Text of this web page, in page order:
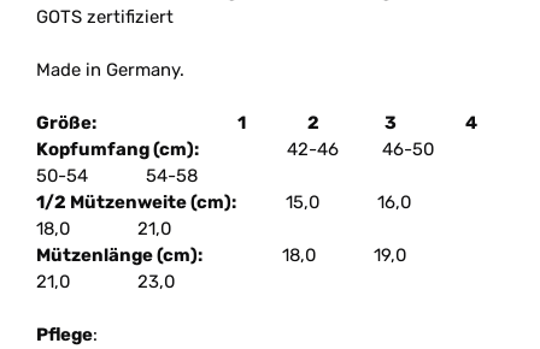
GOTS zertifiziert
Made in Germany.
Größe: 1 2 3 4
Kopfumfang (cm):
42-46 46-50
50-54 54-58
1/2 Mützenweite (cm):
15,0 16,0
18,0 21,0
Mützenlänge (cm):
18,0 19,0
21,0 23,0
Pflege: